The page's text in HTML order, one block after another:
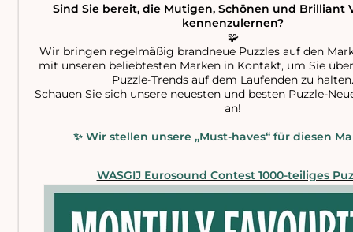
Sind Sie bereit, die Mutigen, Schönen und Brilliant
kennenzulernen?
🧩
Wir bringen regelmäßig brandneue Puzzles auf den
mit unseren beliebtesten Marken in Kontakt, um Sie
Puzzle-Trends auf dem Laufenden zu halten.
Schauen Sie sich unsere neuesten und besten Puzzle-
an!
✨ Wir stellen unsere „Must-haves“ für diesen
WASGIJ Eurosound Contest 1000-teiliges